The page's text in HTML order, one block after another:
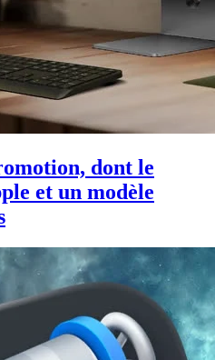
dont le
et un modèle